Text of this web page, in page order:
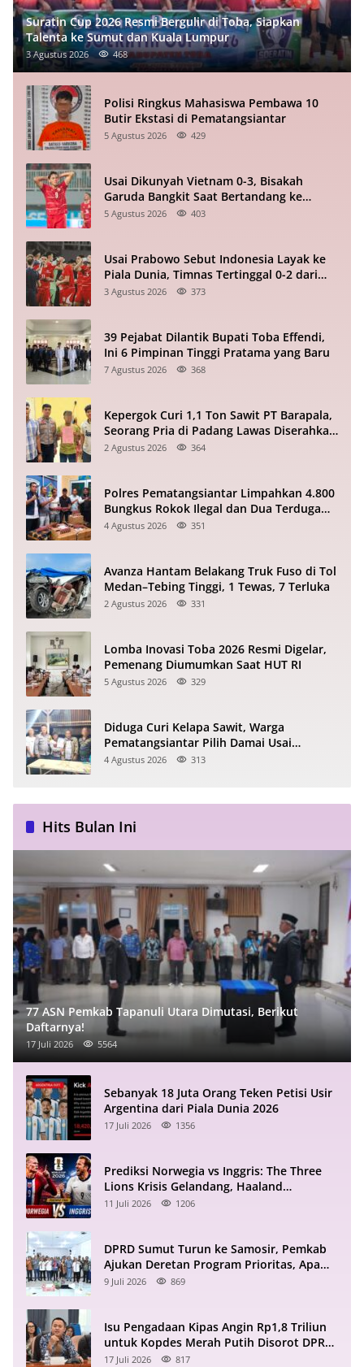
Suratin Cup 2026 Resmi Bergulir di Toba, Siapkan
Talenta ke Sumut dan Kuala Lumpur
3 Agustus 2026 468
Polisi Ringkus Mahasiswa Pembawa 10
Butir Ekstasi di Pematangsiantar
5 Agustus 2026 429
Usai Dikunyah Vietnam 0-3, Bisakah
Garuda Bangkit Saat Bertandang ke
Singapura?
5 Agustus 2026 403
Usai Prabowo Sebut Indonesia Layak ke
Piala Dunia, Timnas Tertinggal 0-2 dari
Vietnam Babak I Piala ASEAN
3 Agustus 2026 373
39 Pejabat Dilantik Bupati Toba Effendi,
Ini 6 Pimpinan Tinggi Pratama yang Baru
7 Agustus 2026 368
Kepergok Curi 1,1 Ton Sawit PT Barapala,
Seorang Pria di Padang Lawas Diserahkan
ke Polisi
2 Agustus 2026 364
Polres Pematangsiantar Limpahkan 4.800
Bungkus Rokok Ilegal dan Dua Terduga
Pelaku ke Bea Cukai
4 Agustus 2026 351
Avanza Hantam Belakang Truk Fuso di Tol
Medan–Tebing Tinggi, 1 Tewas, 7 Terluka
2 Agustus 2026 331
Lomba Inovasi Toba 2026 Resmi Digelar,
Pemenang Diumumkan Saat HUT RI
5 Agustus 2026 329
Diduga Curi Kelapa Sawit, Warga
Pematangsiantar Pilih Damai Usai
Dimediasi Polisi
4 Agustus 2026 313
Hits Bulan Ini
77 ASN Pemkab Tapanuli Utara Dimutasi, Berikut
Daftarnya!
17 Juli 2026 5564
Sebanyak 18 Juta Orang Teken Petisi Usir
Argentina dari Piala Dunia 2026
17 Juli 2026 1356
Prediksi Norwegia vs Inggris: The Three
Lions Krisis Gelandang, Haaland
Mengintai
11 Juli 2026 1206
DPRD Sumut Turun ke Samosir, Pemkab
Ajukan Deretan Program Prioritas, Apa
Saja?
9 Juli 2026 869
Isu Pengadaan Kipas Angin Rp1,8 Triliun
untuk Kopdes Merah Putih Disorot DPR
RI
17 Juli 2026 817